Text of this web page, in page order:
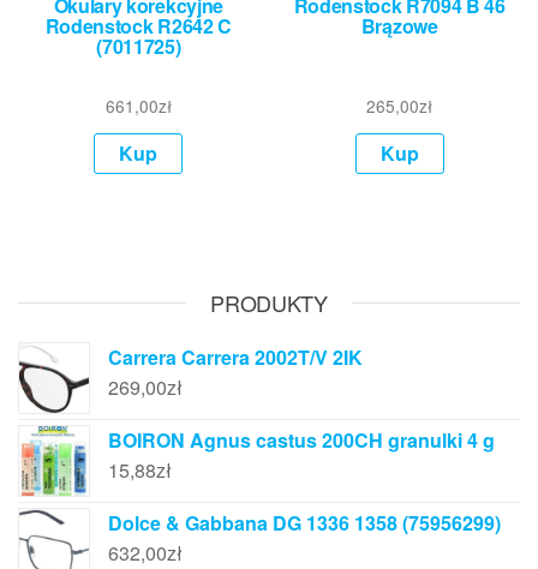
Rodenstock R2642 C
(7011725)
661,00zł
Kup
Brązowe
265,00zł
Kup
PRODUKTY
Carrera Carrera 2002T/V 2IK
269,00zł
BOIRON Agnus castus 200CH granulki 4 g
15,88zł
Dolce & Gabbana DG 1336 1358 (75956299)
632,00zł